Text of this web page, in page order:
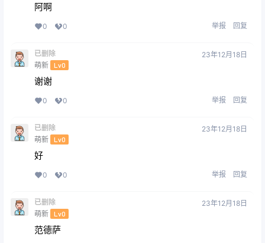
阿啊
0 0 举报 回复
已删除
萌新 Lv0
23年12月18日
谢谢
0 0 举报 回复
已删除
萌新 Lv0
23年12月18日
好
0 0 举报 回复
已删除
萌新 Lv0
23年12月18日
范德萨